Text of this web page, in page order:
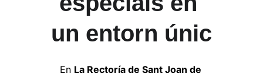
un entorn únic
En La Rectoría de Sant Joan de